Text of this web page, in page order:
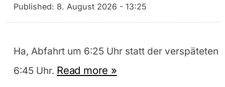
Published: 8. August 2026 - 13:25
Ha, Abfahrt um 6:25 Uhr statt der verspäteten
6:45 Uhr. Read more »